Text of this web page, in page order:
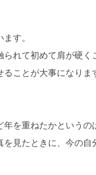
す。
れて初めて肩が硬
ることが大事になりま
を重ねたかという
見たときに、今の